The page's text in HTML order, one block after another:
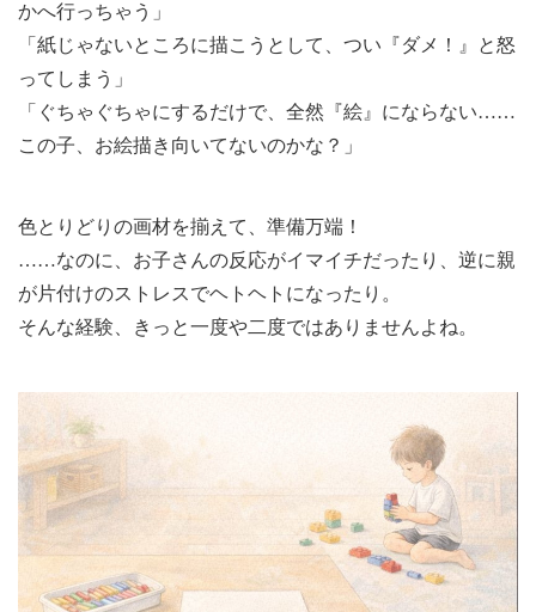
かへ行っちゃう」
「紙じゃないところに描こうとして、つい『ダメ！』と怒
ってしまう」
「ぐちゃぐちゃにするだけで、全然『絵』にならない……
この子、お絵描き向いてないのかな？」
色とりどりの画材を揃えて、準備万端！
……なのに、お子さんの反応がイマイチだったり、逆に親
が片付けのストレスでヘトヘトになったり。
そんな経験、きっと一度や二度ではありませんよね。